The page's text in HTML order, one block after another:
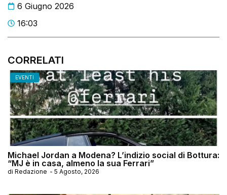
6 Giugno 2026
16:03
CORRELATI
EVENTI
Michael Jordan a Modena? L’indizio social di Bottura:
“MJ è in casa, almeno la sua Ferrari”
di Redazione - 5 Agosto, 2026